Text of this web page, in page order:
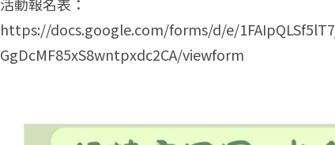
https://docs.google.com/forms/d/e/
GgDcMF85xS8wntpxdc2CA/viewform